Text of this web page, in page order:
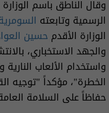
وقال الناطق باسم
الرسمية وتابعته
الوزارة الأقدم حسين
والجهد الاستخباري،
واستخدام الألعاب
الخطرة"، مؤكداً "توجيه
حفاظاً على السلامة